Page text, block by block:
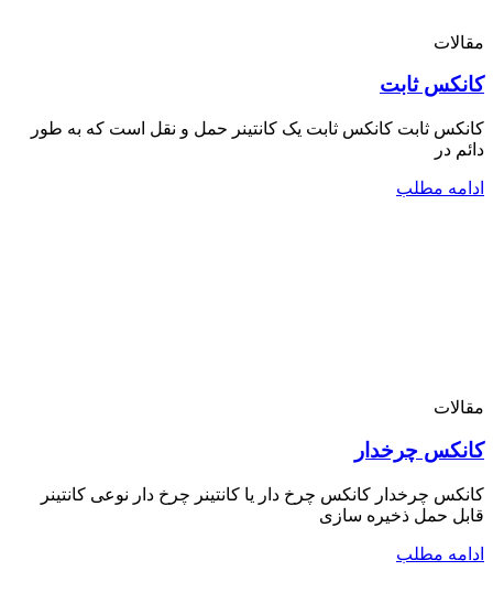
مقالات
کانکس ثابت
کانکس ثابت کانکس ثابت یک کانتینر حمل و نقل است که به طور
دائم در
ادامه مطلب
مقالات
کانکس چرخدار
کانکس چرخدار کانکس چرخ دار یا کانتینر چرخ دار نوعی کانتینر
قابل حمل ذخیره سازی
ادامه مطلب